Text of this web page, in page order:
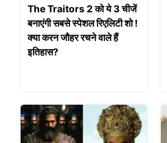
The Traitors 2 को ये 3 चीजें
बनाएंगी सबसे स्पेशल रिएलिटी शो !
क्या करन जौहर रचने वाले हैं
इतिहास?